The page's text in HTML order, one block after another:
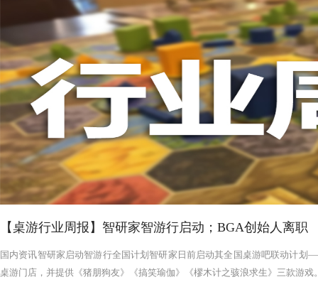
【桌游行业周报】智研家智游行启动；BGA创始人离职
国内资讯智研家启动智游行全国计划智研家日前启动其全国桌游吧联动计
桌游门店，并提供《猪朋狗友》《搞笑瑜伽》《樛木计之骇浪求生》三款游戏